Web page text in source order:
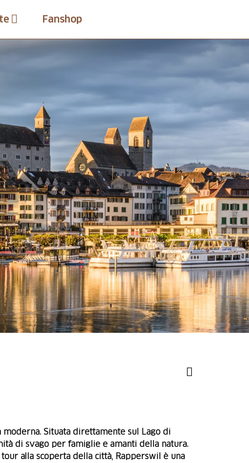
Fanshop
moderna. Situata direttamente sul Lago di
di svago per famiglie e amanti della natura.
alla scoperta della città, Rapperswil è una